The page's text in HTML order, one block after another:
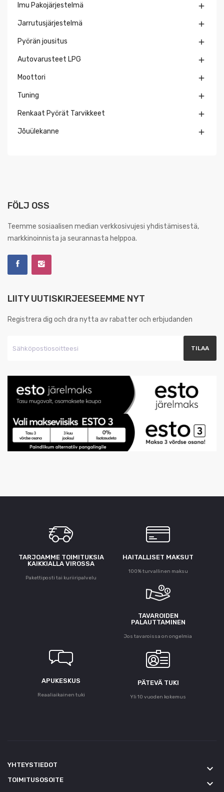
Imu Pakojärjestelmä 
Jarrutusjärjestelmä 
Pyörän jousitus 
Autovarusteet LPG 
Moottori 
Tuning 
Renkaat Pyörät Tarvikkeet 
Jõuülekanne 
FÖLJ OSS
Teemme sosiaalisen median verkkosivujesi yhdistämisestä,
markkinoinnista ja seurannasta helppoa.
LIITY UUTISKIRJEESEEMME NYT
Registrera dig och dra nytta av rabatter och erbjudanden
TARJOAMME TOIMITUKSIA
KAIKKIALLA VIROSSA
Pakettiposti tai kuriiripalvelu
HAITALLISET MAKSUT
100% turvallinen maksu
TAVAROIDEN
PALAUTTAMINEN
Jos tavaroissa on ongelmia
APUKESKUS
Reaaliaikainen tuki
PÄTEVÄ TUKI
Yli 10 vuoden kokemus
YHTEYSTIEDOT keyboard_arrow_down
TOIMITUSOSOITE keyboard_arrow_down